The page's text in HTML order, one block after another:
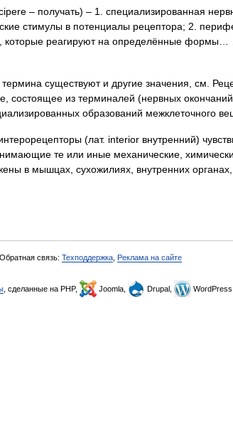
– получать) – 1. специализированная
стимулы в потенциалы рецептора; 2.
которые реагируют на определённые
существуют и другие значения, см.
состоящее из терминалей (нервных
образований межклеточного
(лат. interior внутренний)
те или иные механические,
в мышцах, сухожилиях, внутренних
Обратная связь: Техподдержка Реклама на сайте
, сделанные на PHP, Joomla, Drupal,